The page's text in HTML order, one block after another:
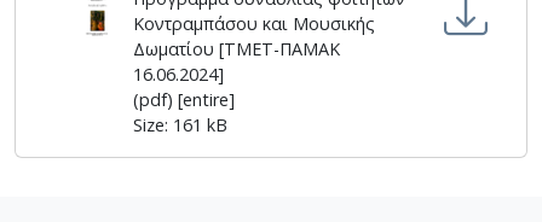
Κοντραμπάσου και Μουσικής
Δωματίου [ΤΜΕΤ-ΠΑΜΑΚ
16.06.2024]
(pdf) [entire]
Size: 161 kB